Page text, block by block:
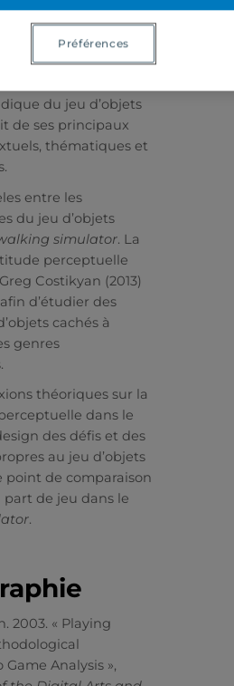
la saison 2 qui portera
des effets
walking simulator à
du jeu d’objets
de ses principaux
thématiques et
entre les
du jeu d’objets
simulator. La
perceptuelle
Costikyan (2013)
d’étudier des
cachés à
genres
théoriques sur la
dans le
des défis et des
au jeu d’objets
point de comparaison
de jeu dans le
.
2003. « Playing
Analysis »,
Préférences